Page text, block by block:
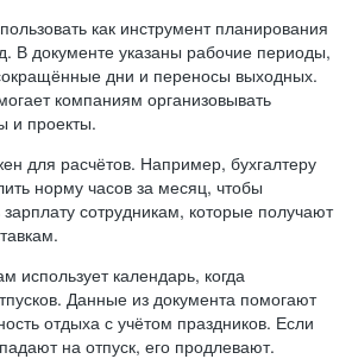
как инструмент планирования
В документе указаны рабочие периоды,
дни и переносы выходных.
компаниям организовывать
и проекты.
для расчётов. Например, бухгалтеру
норму часов за месяц, чтобы
зарплату сотрудникам, которые получают
использует календарь, когда
Данные из документа помогают
отдыха с учётом праздников. Если
на отпуск, его продлевают.